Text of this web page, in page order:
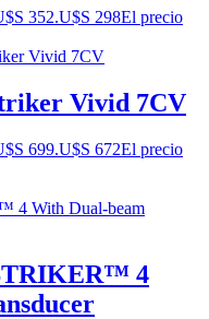
352.U$S 298El precio
Vivid 7CV
699.U$S 672El precio
4